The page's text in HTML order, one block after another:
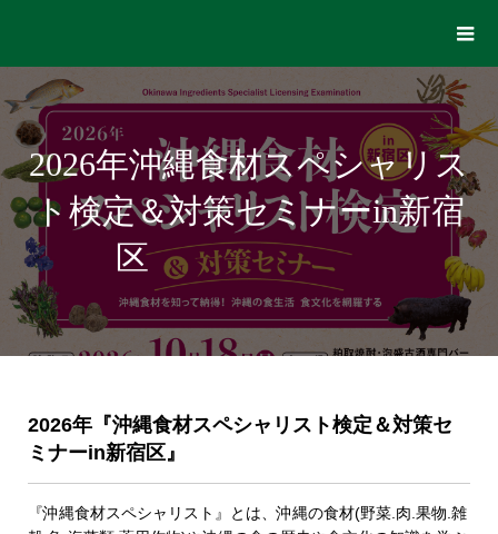
2026年沖縄食材スペシャリス
ト検定＆対策セミナーin新宿
区
2026年『沖縄食材スペシャリスト検定＆対策セ
ミナーin新宿区』
『沖縄食材スペシャリスト』とは、沖縄の食材(野菜.肉.果物.雑